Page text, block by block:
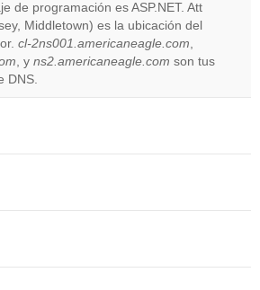
Do you
own this
website?
de programación es ASP.NET. Att
Middletown) es la ubicación del
cl-2ns001.americaneagle.com,
, y ns2.americaneagle.com son tus
DNS.